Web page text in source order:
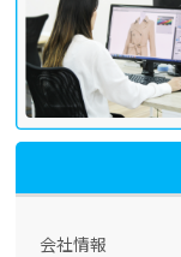
会社情報